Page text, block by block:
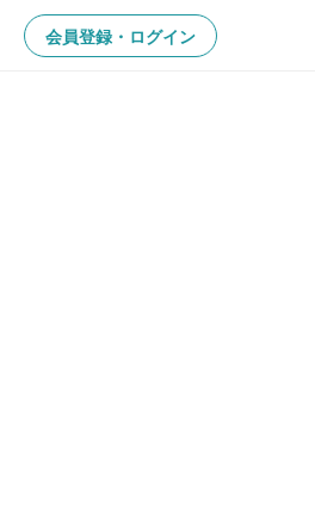
会員登録・ログイン